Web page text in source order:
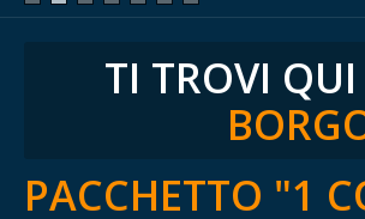
TI TROVI QUI
PACCHETTO "1